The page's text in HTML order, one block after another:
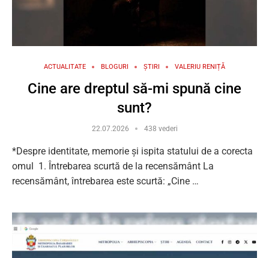
ACTUALITATE BLOGURI ȘTIRI VALERIU RENIȚĂ
Cine are dreptul să-mi spună cine
sunt?
22.07.2026 438 vederi
*Despre identitate, memorie și ispita statului de a corecta
omul 1. Întrebarea scurtă de la recensământ La
recensământ, întrebarea este scurtă: „Cine …